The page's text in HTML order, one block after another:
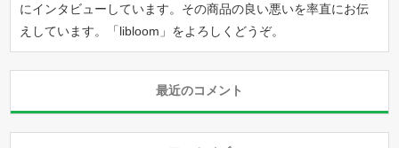
にインタビューしています。その商品の良い悪いを率直にお伝
えしています。「libloom 」をよろしくどうぞ。
最近のコメント